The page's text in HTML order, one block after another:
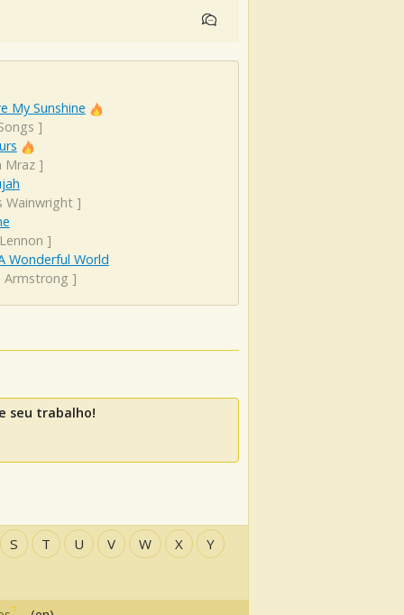
My Sunshine
]
Mraz]
Wainwright]
]
Wonderful World
Armstrong ]
seu trabalho!
S T U V W X Y